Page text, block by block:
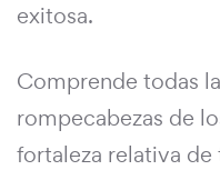
exitosa.
Comprende todas
rompecabezas de
fortaleza relativa